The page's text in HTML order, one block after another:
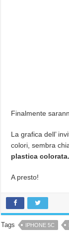
Finalmente
La grafica dell’
colori, sembra
plastica colorata.
A presto!
Tags IPHONE 5C